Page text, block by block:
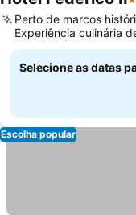
Perto de marcos
Experiência culinária
Abruzzo
Selecione as datas
Escolha popular